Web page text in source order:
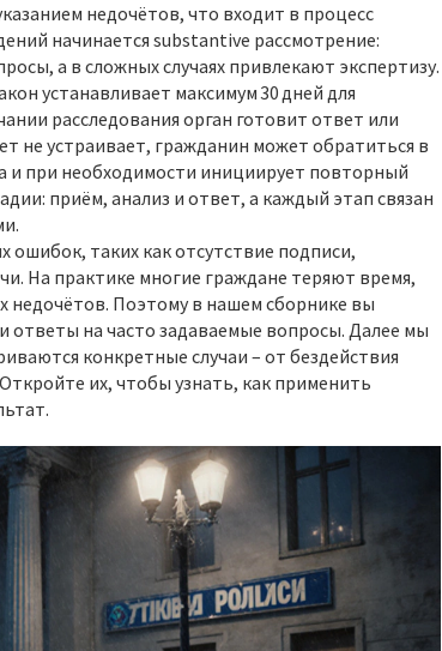
недочётов, что входит в процесс
начинается substantive рассмотрение:
а в сложных случаях привлекают экспертизу.
устанавливает максимум 30 дней для
расследования орган готовит ответ или
не устраивает, гражданин может обратиться в
и при необходимости инициирует повторный
приём, анализ и ответ, а каждый этап связан
таких как отсутствие подписи,
На практике многие граждане теряют время,
недочётов. Поэтому в нашем сборнике вы
на часто задаваемые вопросы. Далее мы
конкретные случаи – от бездействия
их, чтобы узнать, как применить